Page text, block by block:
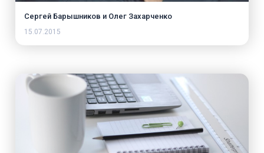
Сергей Барышников и Олег Захарченко
15.07.2015